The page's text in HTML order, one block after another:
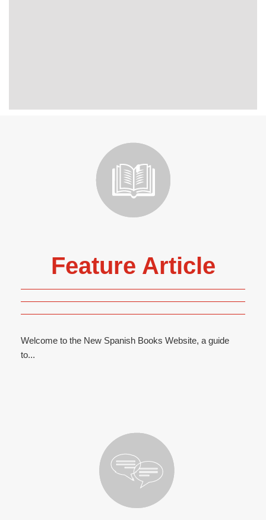
Feature Article
Welcome to the New Spanish Books Website, a guide
to...